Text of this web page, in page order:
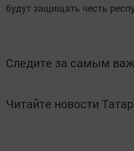
будут защищать честь
Следите за самым
Читайте новости